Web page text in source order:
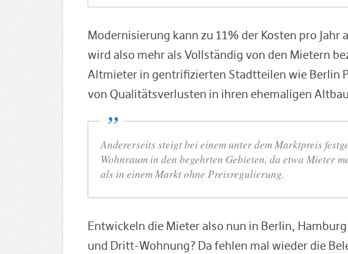
Modernisierung kann zu 11% der Kosten pro
wird also mehr als Vollständig von den Mietern
Altmieter in gentrifizierten Stadtteilen wie Berlin
von Qualitätsverlusten in ihren ehemaligen
Andererseits steigt bei einem unter dem Marktpreis
Wohnraum in den begehrten Gebieten, da etwa Mieter
als in einem Markt ohne Preisregulierung.
Entwickeln die Mieter also nun in Berlin,
und Dritt-Wohnung? Da fehlen mal wieder die